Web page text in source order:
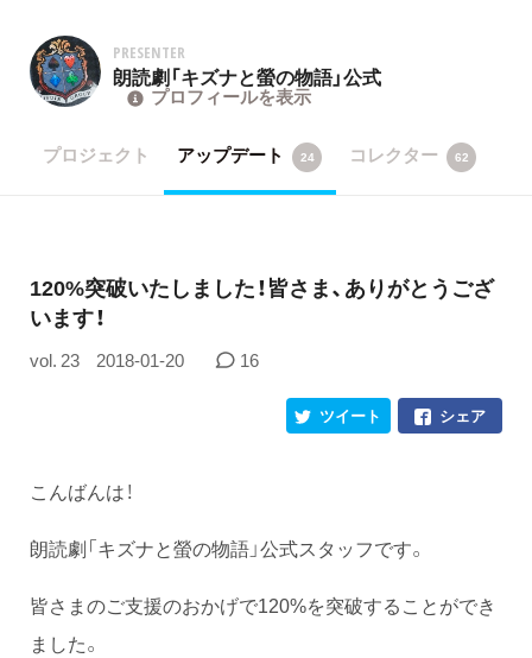
PRESENTER
朗読劇「キズナと螢の物語」公式
プロフィールを表示
プロジェクト アップデート 24 コレクター 62
120%突破いたしました！皆さま、ありがとうござ
います！
vol. 23 2018-01-20 16
シェア
ツイート
こんばんは！
朗読劇「キズナと螢の物語」公式スタッフです。
皆さまのご支援のおかげで120%を突破することができ
ました。